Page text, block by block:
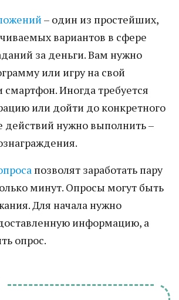
– один из простейших,
вариантов в сфере
за деньги. Вам нужно
или игру на свой
Иногда требуется
или дойти до конкретного
действий нужно выполнить –
позволят заработать пару
минут. Опросы могут быть
Для начала нужно
информацию, а
опрос.